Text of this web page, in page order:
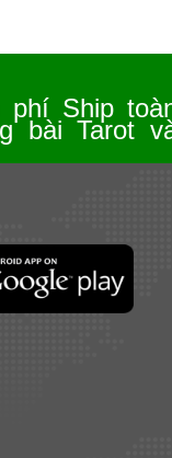
phí Ship
bài Tarot